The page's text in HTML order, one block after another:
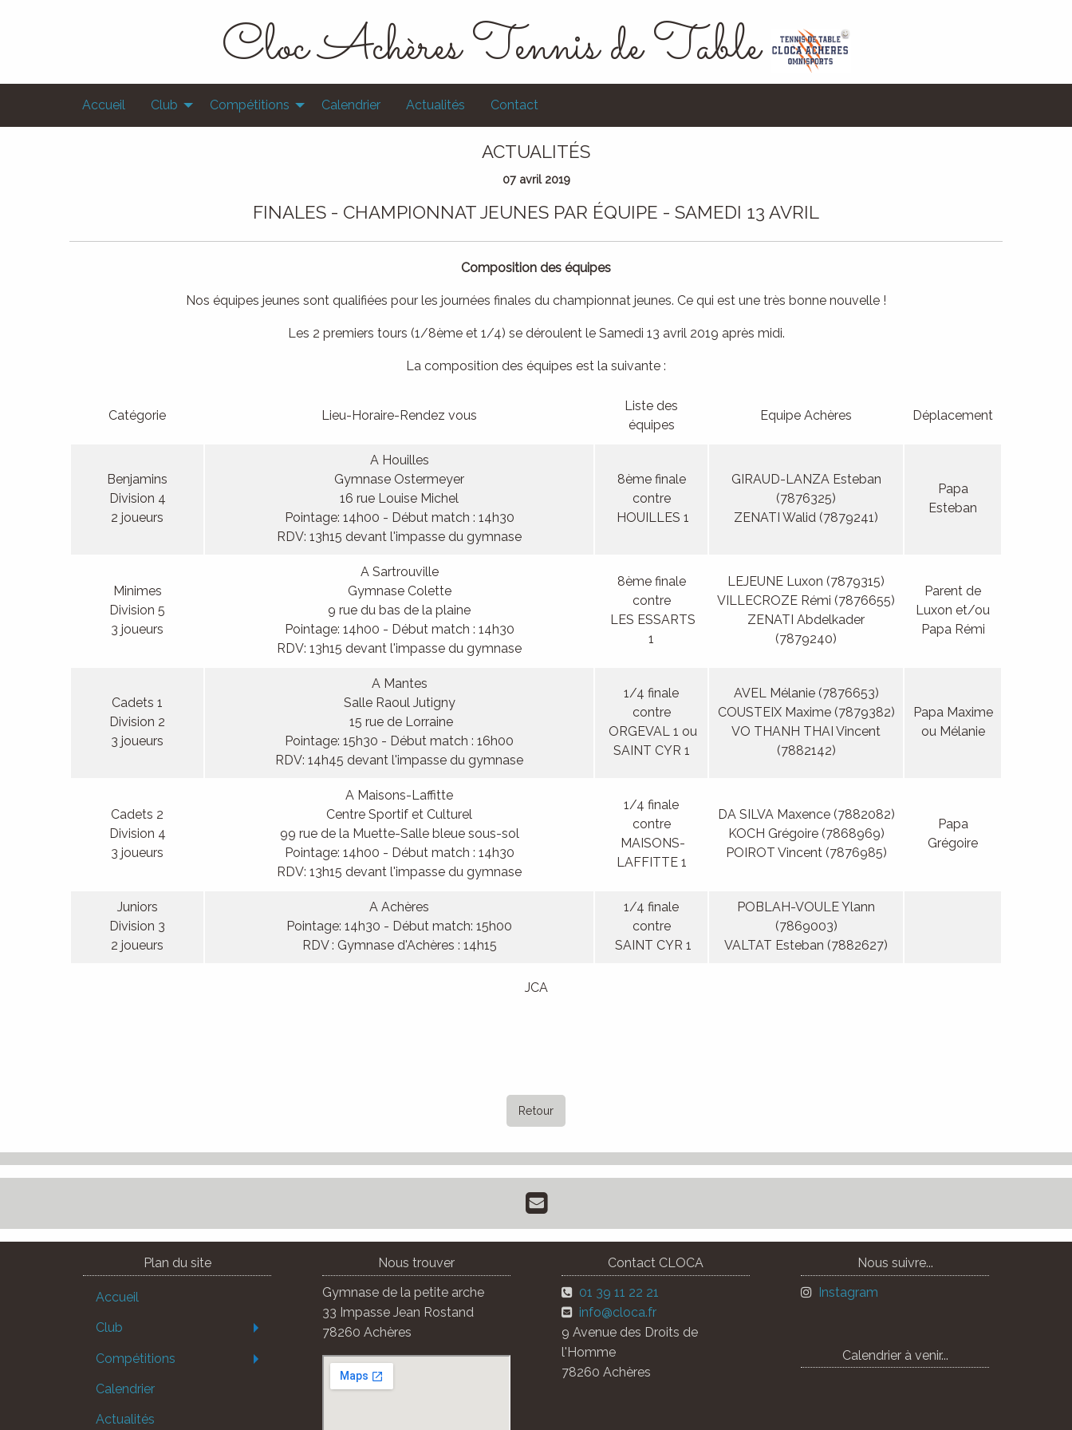
Cloc Achères Tennis de Table
Accueil Club Compétitions Calendrier Actualités Contact
ACTUALITÉS
07 avril 2019
FINALES - CHAMPIONNAT JEUNES PAR ÉQUIPE - SAMEDI 13 AVRIL
Composition des équipes
Nos équipes jeunes sont qualifiées pour les journées finales du championnat jeunes. Ce qui est une très bonne nouvelle !
Les 2 premiers tours (1/8ème et 1/4) se déroulent le Samedi 13 avril 2019 après midi.
La composition des équipes est la suivante :
Catégorie Lieu-Horaire-Rendez vous
Liste des
équipes
Equipe Achères Déplacement
Benjamins
Division 4
2 joueurs
A Houilles
Gymnase Ostermeyer
16 rue Louise Michel
Pointage: 14h00 - Début match : 14h30
RDV: 13h15 devant l'impasse du gymnase
8ème finale
contre
HOUILLES 1
GIRAUD-LANZA Esteban
(7876325)
ZENATI Walid (7879241)
Papa
Esteban
Minimes
Division 5
3 joueurs
A Sartrouville
Gymnase Colette
9 rue du bas de la plaine
Pointage: 14h00 - Début match : 14h30
RDV: 13h15 devant l'impasse du gymnase
8ème finale
contre
LES ESSARTS
1
LEJEUNE Luxon (7879315)
VILLECROZE Rémi (7876655)
ZENATI Abdelkader
(7879240)
Parent de
Luxon et/ou
Papa Rémi
Cadets 1
Division 2
3 joueurs
A Mantes
Salle Raoul Jutigny
15 rue de Lorraine
Pointage: 15h30 - Début match : 16h00
RDV: 14h45 devant l'impasse du gymnase
1/4 finale
contre
ORGEVAL 1 ou
SAINT CYR 1
AVEL Mélanie (7876653)
COUSTEIX Maxime (7879382)
VO THANH THAI Vincent
(7882142)
Papa Maxime
ou Mélanie
Cadets 2
Division 4
3 joueurs
A Maisons-Laffitte
Centre Sportif et Culturel
99 rue de la Muette-Salle bleue sous-sol
Pointage: 14h00 - Début match : 14h30
RDV: 13h15 devant l'impasse du gymnase
1/4 finale
contre
MAISONS-
LAFFITTE 1
DA SILVA Maxence (7882082)
KOCH Grégoire (7868969)
POIROT Vincent (7876985)
Papa
Grégoire
Juniors
Division 3
2 joueurs
A Achères
Pointage: 14h30 - Début match: 15h00
RDV : Gymnase d'Achères : 14h15
1/4 finale
contre
SAINT CYR 1
POBLAH-VOULE Ylann
(7869003)
VALTAT Esteban (7882627)
JCA
Retour
Plan du site
Accueil
Club
Compétitions
Calendrier
Actualités
Nous trouver
Gymnase de la petite arche
33 Impasse Jean Rostand
78260 Achères
Contact CLOCA
01 39 11 22 21
info@cloca.fr
9 Avenue des Droits de
l'Homme
78260 Achères
Nous suivre...
Instagram
Calendrier à venir...